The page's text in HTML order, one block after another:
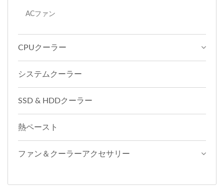
ACファン
CPUクーラー
システムクーラー
SSD & HDDクーラー
熱ペースト
ファン＆クーラーアクセサリー